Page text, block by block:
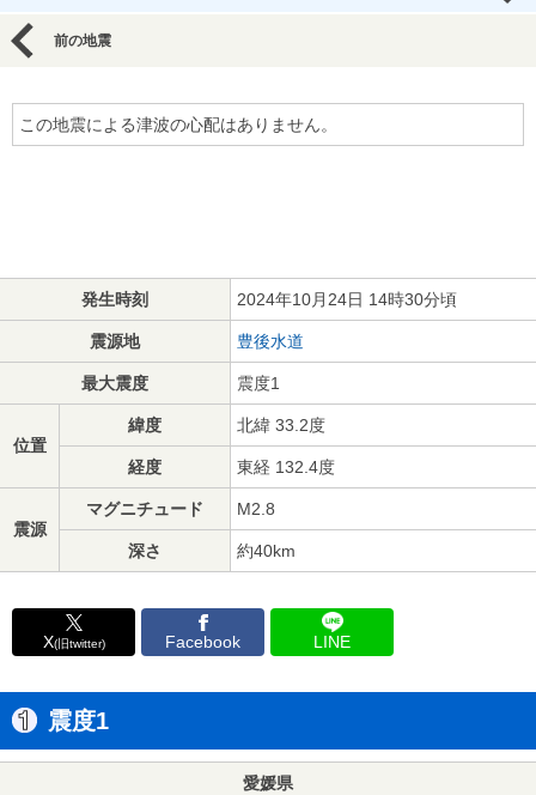
前の地震
この地震による津波の心配はありません。
発生時刻 2024年10月24日 14時30分頃
震源地 豊後水道
最大震度 震度1
位置
緯度 北緯 33.2度
経度 東経 132.4度
震源
マグニチュード M2.8
深さ 約40km
X(旧twitter) Facebook LINE
震度1
愛媛県